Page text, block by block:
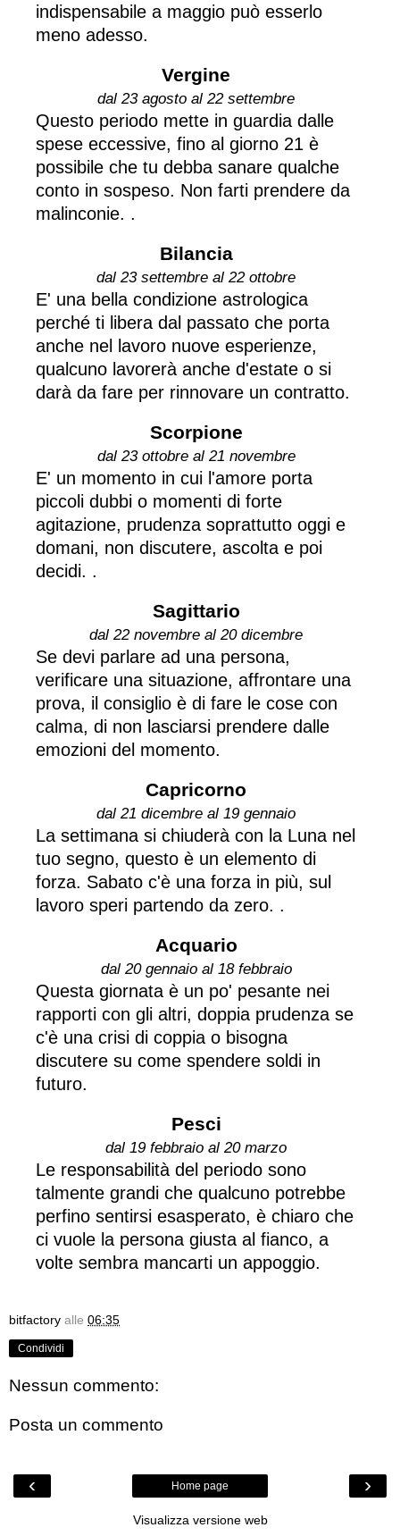
indispensabile a maggio può esserlo
meno adesso.
Vergine
dal 23 agosto al 22 settembre
Questo periodo mette in guardia dalle
spese eccessive, fino al giorno 21 è
possibile che tu debba sanare qualche
conto in sospeso. Non farti prendere da
malinconie. .
Bilancia
dal 23 settembre al 22 ottobre
E' una bella condizione astrologica
perché ti libera dal passato che porta
anche nel lavoro nuove esperienze,
qualcuno lavorerà anche d'estate o si
darà da fare per rinnovare un contratto.
Scorpione
dal 23 ottobre al 21 novembre
E' un momento in cui l'amore porta
piccoli dubbi o momenti di forte
agitazione, prudenza soprattutto oggi e
domani, non discutere, ascolta e poi
decidi. .
Sagittario
dal 22 novembre al 20 dicembre
Se devi parlare ad una persona,
verificare una situazione, affrontare una
prova, il consiglio è di fare le cose con
calma, di non lasciarsi prendere dalle
emozioni del momento.
Capricorno
dal 21 dicembre al 19 gennaio
La settimana si chiuderà con la Luna nel
tuo segno, questo è un elemento di
forza. Sabato c'è una forza in più, sul
lavoro speri partendo da zero. .
Acquario
dal 20 gennaio al 18 febbraio
Questa giornata è un po' pesante nei
rapporti con gli altri, doppia prudenza se
c'è una crisi di coppia o bisogna
discutere su come spendere soldi in
futuro.
Pesci
dal 19 febbraio al 20 marzo
Le responsabilità del periodo sono
talmente grandi che qualcuno potrebbe
perfino sentirsi esasperato, è chiaro che
ci vuole la persona giusta al fianco, a
volte sembra mancarti un appoggio.
bitfactory alle 06:35
Condividi
Nessun commento:
Posta un commento
‹ ›
Home page
Visualizza versione web